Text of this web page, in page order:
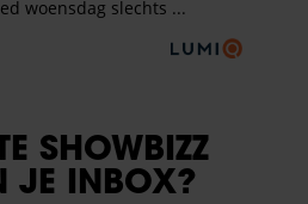
SHOWBIZZ
JE INBOX?